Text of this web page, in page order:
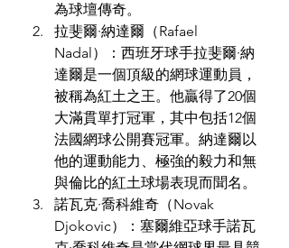
為球壇傳奇。
拉斐爾·納達爾（Rafael
Nadal）：西班牙球手拉斐爾·納
達爾是一個頂級的網球運動員，
被稱為紅土之王。他贏得了20個
大滿貫單打冠軍，其中包括12個
法國網球公開賽冠軍。納達爾以
他的運動能力、極強的毅力和無
與倫比的紅土球場表現而聞名。
諾瓦克·喬科維奇（Novak
Djokovic）：塞爾維亞球手諾瓦